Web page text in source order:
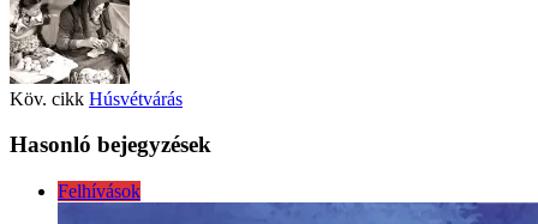
Köv. cikk Húsvétvárás
Hasonló bejegyzések
Felhívások